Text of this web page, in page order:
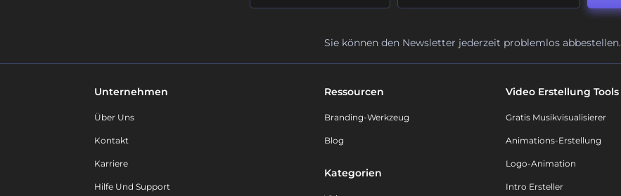
Sie können den Newsletter jederzeit problemlos abbestellen.
Unternehmen
Über Uns
Kontakt
Karriere
Hilfe Und Support
Ressourcen
Branding-Werkzeug
Blog
Kategorien
Video Erstellung Tools
Gratis Musikvisualisierer
Animations-Erstellung
Logo-Animation
Intro Ersteller